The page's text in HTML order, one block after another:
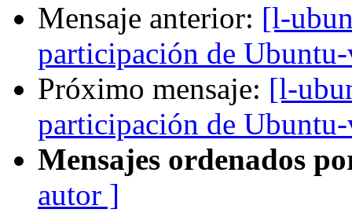
Mensaje anterior: [l-
participación de
Próximo mensaje: [l-
participación de
Mensajes ordenados
autor ]